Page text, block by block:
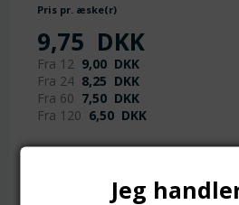
Pris pr. æske(r)
9,75 DKK
Fra 12 9,00 DKK
Fra 24 8,25 DKK
Fra 60 7,50 DKK
Fra 120 6,50 DKK
Jeg